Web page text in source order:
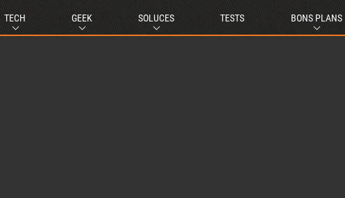
TECH GEEK SOLUCES TESTS BONS PLANS